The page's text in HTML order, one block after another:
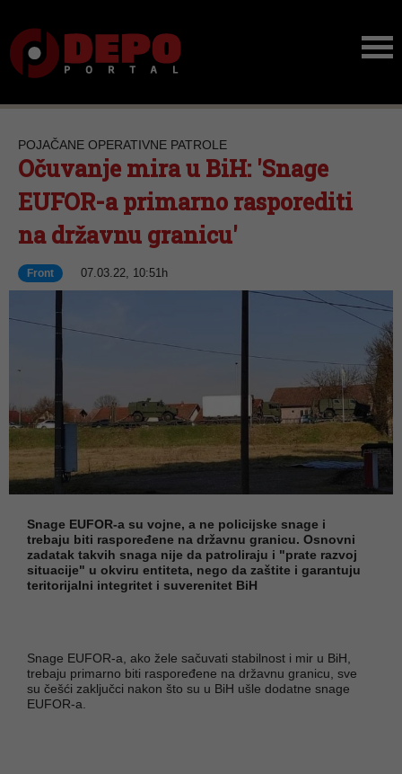
POJAČANE OPERATIVNE PATROLE
Očuvanje mira u BiH: 'Snage
EUFOR-a primarno rasporediti
na državnu granicu'
Front 07.03.22, 10:51h
Snage EUFOR-a su vojne, a ne policijske snage i
trebaju biti raspoređene na državnu granicu. Osnovni
zadatak takvih snaga nije da patroliraju i "prate razvoj
situacije" u okviru entiteta, nego da zaštite i garantuju
teritorijalni integritet i suverenitet BiH
Snage EUFOR-a, ako žele sačuvati stabilnost i mir u BiH,
trebaju primarno biti raspoređene na državnu granicu, sve
su češći zaključci nakon što su u BiH ušle dodatne snage
EUFOR-a.